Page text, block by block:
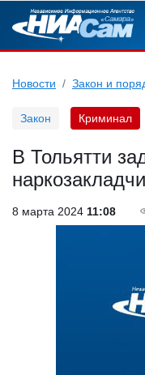
Новости Закон и
Закон Криминал
В Тольятти
8 марта 2024 11:08